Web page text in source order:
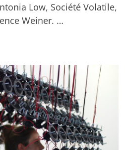
Low, Société Volatile,
Weiner. …